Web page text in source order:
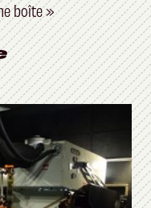
boîte »